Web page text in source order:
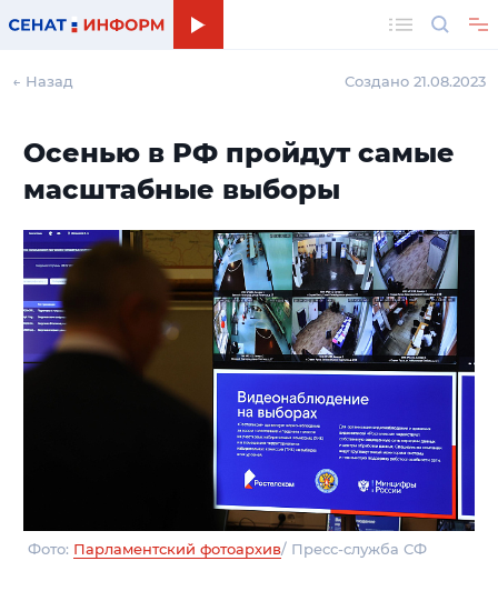
← Назад Создано 21.08.2023
Осенью в РФ пройдут самые
масштабные выборы
Фото: Парламентский фотоархив/ Пресс-служба СФ